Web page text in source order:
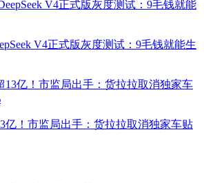
V4正式版灰度测试：9毛钱就能生
亿！市监局出手：货拉拉取消独家车贴